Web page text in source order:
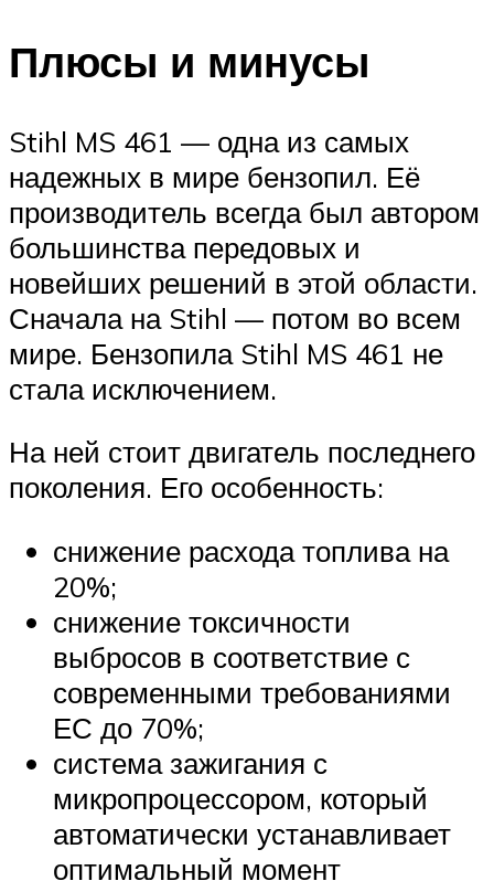
Плюсы и минусы
Stihl MS 461 — одна из самых
надежных в мире бензопил. Её
производитель всегда был автором
большинства передовых и
новейших решений в этой области.
Сначала на Stihl — потом во всем
мире. Бензопила Stihl MS 461 не
стала исключением.
На ней стоит двигатель последнего
поколения. Его особенность:
снижение расхода топлива на
20%;
снижение токсичности
выбросов в соответствие с
современными требованиями
ЕС до 70%;
система зажигания с
микропроцессором, который
автоматически устанавливает
оптимальный момент